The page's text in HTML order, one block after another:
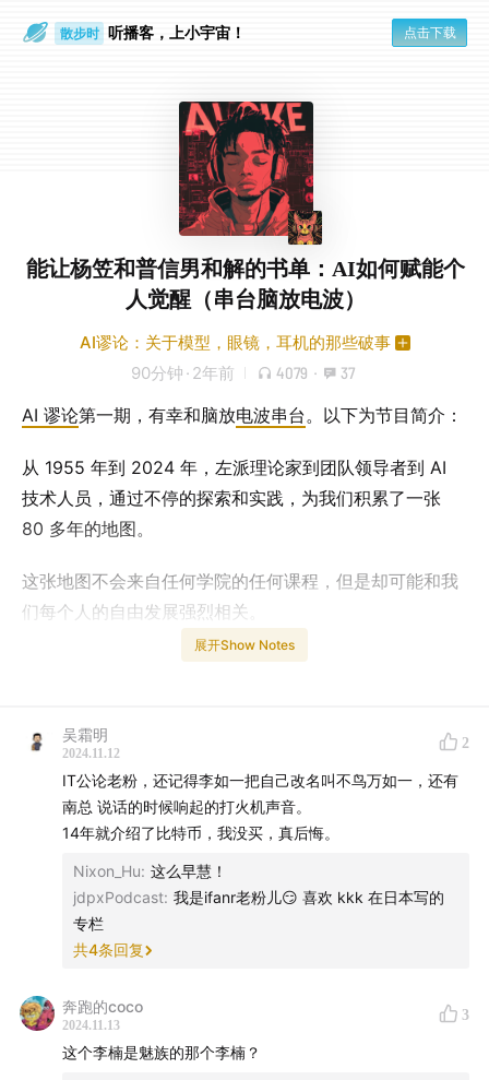
散步时 听播客，上小宇宙！ 点击下载
能让杨笠和普信男和解的书单：AI如何赋能个
人觉醒（串台脑放电波）
AI谬论：关于模型，眼镜，耳机的那些破事
90分钟 · 2年前 4079 · 37
AI 谬论第一期，有幸和脑放电波串台。以下为节目简介：
从 1955 年到 2024 年，左派理论家到团队领导者到 AI
技术人员，通过不停的探索和实践，为我们积累了一张
80 多年的地图。
这张地图不会来自任何学院的任何课程，但是却可能和我
们每个人的自由发展强烈相关。
你想摆脱格子间里的螺丝钉状态，你想兑现自己的某些奇
张地图都会对你有所帮助。
在近五十年的科技发展历史上的所有大神，从 linux 到 中
本聪，到 elon musk，到奥特曼 ，都对这张地图有所贡
而他指向了一个和常见的科幻作品中的未来完全不同的方
向。未来不一定是由 2077 里面的荒坂公司来管理一切。
未来还有可能是多元的，更加小团体和个人化的，更加强
他不是一个庞大而死寂的巨大的“钢铁丛林”，而是一片游
牧民族追逐水草的绿色平原。
展开Show Notes
吴霜明
2024.11.12
2
IT公论老粉，还记得李如一把自己改名叫不鸟万如一，还有
南总 说话的时候响起的打火机声音。
14年就介绍了比特币，我没买，真后悔。
Nixon_Hu: 这么早慧！
jdpxPodcast: 我是ifanr老粉儿😏 喜欢 kkk 在日本写的
专栏
共4条回复
奔跑的coco
2024.11.13
3
这个李楠是魅族的那个李楠？